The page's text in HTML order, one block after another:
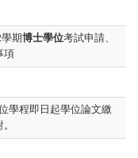
期博士學位考試申請、
項
學程即日起學位論文繳